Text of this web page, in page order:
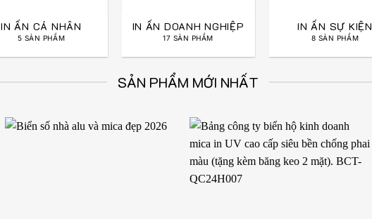
IN ẤN CÁ NHÂN
5 SẢN PHẨM
IN ẤN DOANH NGHIỆP
17 SẢN PHẨM
IN ẤN SỰ KIỆN
8 SẢN PHẨM
SẢN PHẨM MỚI NHẤT